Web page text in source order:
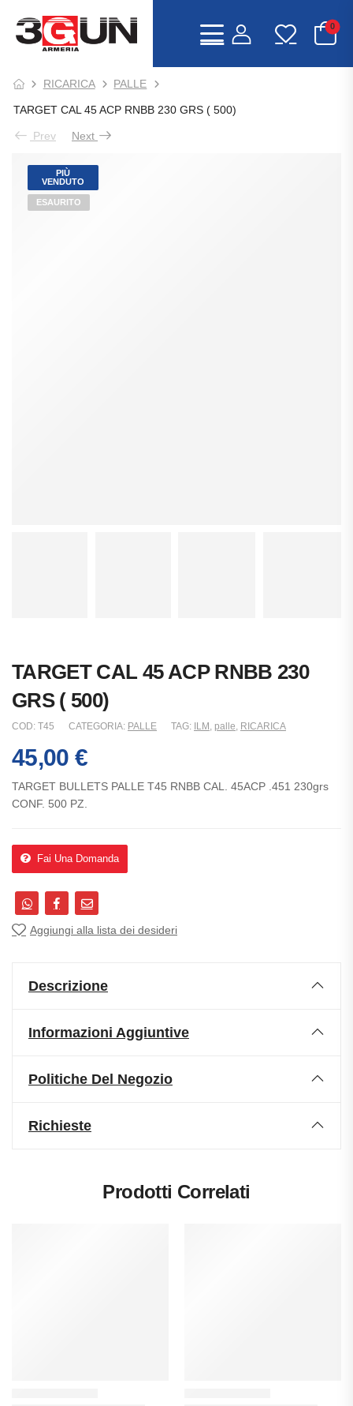
0
RICARICA PALLE
TARGET CAL 45 ACP RNBB 230 GRS ( 500)
Prev Next
PIÙ
VENDUTO
ESAURITO
TARGET CAL 45 ACP RNBB 230
GRS ( 500)
COD: T45 CATEGORIA: PALLE TAG: ILM , palle, RICARICA
45,00 €
TARGET BULLETS PALLE T45 RNBB CAL. 45ACP .451 230grs
CONF. 500 PZ.
Fai Una Domanda
Aggiungi alla lista dei desideri
Descrizione
Informazioni Aggiuntive
Politiche Del Negozio
Richieste
Prodotti Correlati